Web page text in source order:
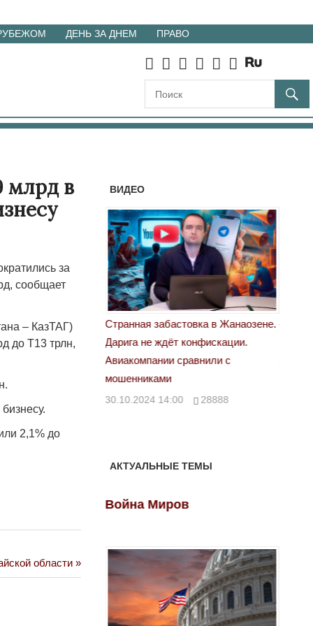
ДЕНЬ ЗА ДНЕМ ПРАВО
млрд в
за
сообщает
– КазТАГ)
до Т13 трлн,
2,1% до
области
ВИДЕО
29972
Странная забастовка в Жанаозене.
Дарига не ждёт конфискации.
Авиакомпании сравнили с
мошенниками
30.10.2024 14:00 28888
АКТУАЛЬНЫЕ ТЕМЫ
Война Миров